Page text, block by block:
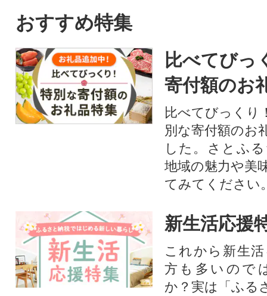
おすすめ特集
比べてびっ
寄付額のお
比べてびっくり
別な寄付額のお
した。さとふ
地域の魅力や美
てみてください
新生活応援
これから新生
方も多いので
か？実は「ふる